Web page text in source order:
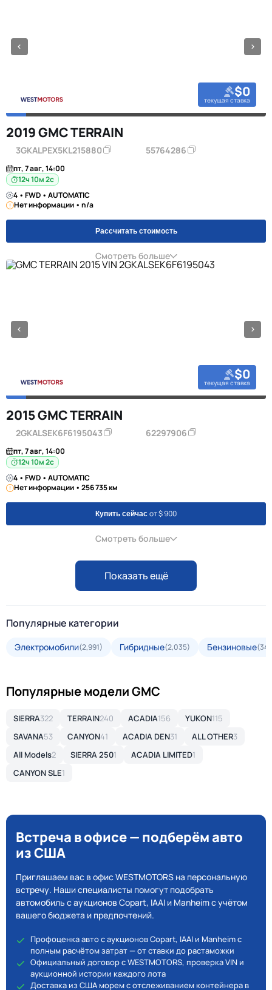
$0
текущая ставка
2019 GMC TERRAIN
3GKALPEX5KL215880 55764286
пт, 7 авг, 14:00
12ч 10м 1с
4 • FWD • AUTOMATIC
Нет информации • n/a
Рассчитать стоимость
Смотреть больше
$0
текущая ставка
2015 GMC TERRAIN
2GKALSEK6F6195043 62297906
пт, 7 авг, 14:00
12ч 10м 1с
4 • FWD • AUTOMATIC
Нет информации • 256 735 км
Купить сейчас от $ 900
Смотреть больше
Показать ещё
Популярные категории
Электромобили(2,991) Гибридные(2,035) Бензиновые
Популярные модели GMC
SIERRA322 TERRAIN240 ACADIA156 YUKON115
SAVANA53 CANYON41 ACADIA DEN31 ALL OTHER3
All Models2 SIERRA 2501 ACADIA LIMITED1
CANYON SLE1
Встреча в офисе — подберём авто
из США
Приглашаем вас в офис WESTMOTORS на персональную
встречу. Наши специалисты помогут подобрать
автомобиль с аукционов Copart, IAAI и Manheim с учётом
вашего бюджета и предпочтений.
Профоценка авто с аукционов Copart, IAAI и Manheim с
полным расчётом затрат — от ставки до растаможки
Официальный договор с WESTMOTORS, проверка VIN и
аукционной истории каждого лота
Доставка из США морем с отслеживанием контейнера в